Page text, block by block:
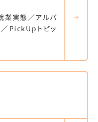
業実態／アルバ
PickUpトピッ